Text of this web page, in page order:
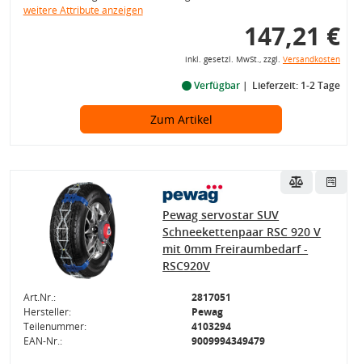
weitere Attribute anzeigen
147,21 €
inkl. gesetzl. MwSt., zzgl. Versandkosten
Verfügbar Lieferzeit: 1-2 Tage
Zum Artikel
Pewag servostar SUV
Schneekettenpaar RSC 920 V
mit 0mm Freiraumbedarf -
RSC920V
Art.Nr.:
2817051
Hersteller:
Pewag
Teilenummer:
4103294
EAN-Nr.:
9009994349479